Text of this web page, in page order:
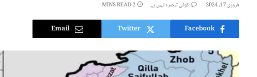
فروری 17, 2024 کوئی تبصرہ نہیں ہے۔ 2 MINS READ
Facebook
Twitter
Email